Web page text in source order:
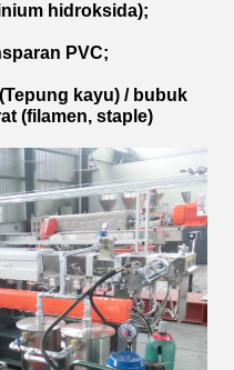
hidroksida);
PVC;
(Tepung kayu) / bubuk
(filamen, staple)